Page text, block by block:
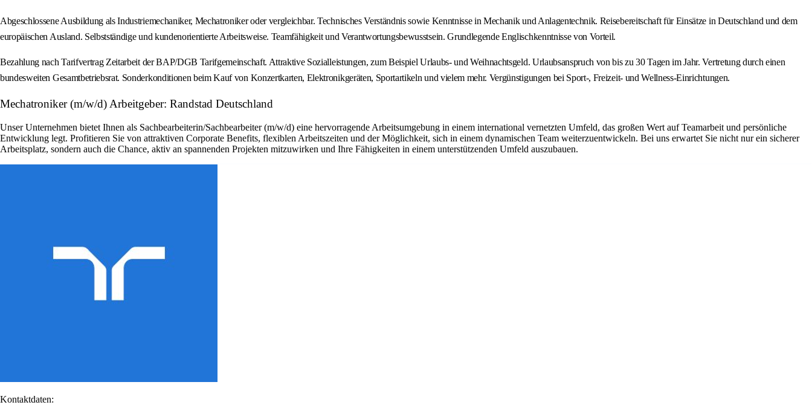
Abgeschlossene Ausbildung als Industriemechaniker, Mechatroniker oder vergleichbar. Technisches Verständnis sowie Kenntnisse in Mechanik und Anlagentechnik. Reisebereitschaft für Einsätze in Deutschland und dem
europäischen Ausland. Selbstständige und kundenorientierte Arbeitsweise. Teamfähigkeit und Verantwortungsbewusstsein. Grundlegende Englischkenntnisse von Vorteil.
Bezahlung nach Tarifvertrag Zeitarbeit der BAP/DGB Tarifgemeinschaft. Attraktive Sozialleistungen, zum Beispiel Urlaubs- und Weihnachtsgeld. Urlaubsanspruch von bis zu 30 Tagen im Jahr. Vertretung durch einen
bundesweiten Gesamtbetriebsrat. Sonderkonditionen beim Kauf von Konzertkarten, Elektronikgeräten, Sportartikeln und vielem mehr. Vergünstigungen bei Sport-, Freizeit- und Wellness-Einrichtungen.
Mechatroniker (m/w/d) Arbeitgeber: Randstad Deutschland
Unser Unternehmen bietet Ihnen als Sachbearbeiterin/Sachbearbeiter (m/w/d) eine hervorragende Arbeitsumgebung in einem international vernetzten Umfeld, das großen Wert auf Teamarbeit und persönliche
Entwicklung legt. Profitieren Sie von attraktiven Corporate Benefits, flexiblen Arbeitszeiten und der Möglichkeit, sich in einem dynamischen Team weiterzuentwickeln. Bei uns erwartet Sie nicht nur ein sicherer
Arbeitsplatz, sondern auch die Chance, aktiv an spannenden Projekten mitzuwirken und Ihre Fähigkeiten in einem unterstützenden Umfeld auszubauen.
Kontaktdaten: